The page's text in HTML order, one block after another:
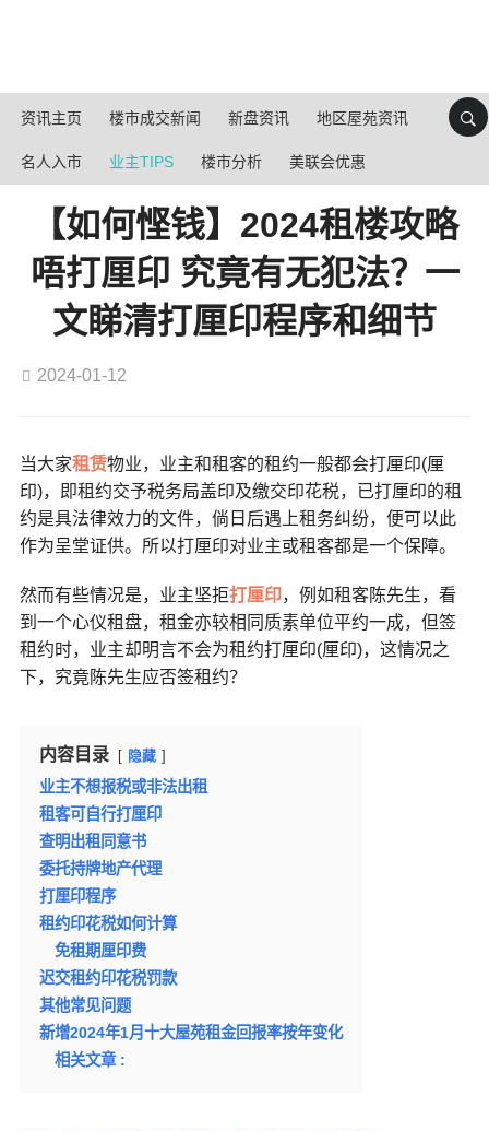
资讯主页 楼市成交新闻 新盘资讯 地区屋苑资讯
名人入市 业主TIPS 楼市分析 美联会优惠
【如何悭钱】2024租楼攻略
唔打厘印 究竟有无犯法？一
文睇清打厘印程序和细节
2024-01-12
当大家租赁物业，业主和租客的租约一般都会打厘印(厘
印)，即租约交予税务局盖印及缴交印花税，已打厘印的租
约是具法律效力的文件，倘日后遇上租务纠纷，便可以此
作为呈堂证供。所以打厘印对业主或租客都是一个保障。
然而有些情况是，业主坚拒打厘印，例如租客陈先生，看
到一个心仪租盘，租金亦较相同质素单位平约一成，但签
租约时，业主却明言不会为租约打厘印(厘印)，这情况之
下，究竟陈先生应否签租约？
内容目录 隐藏
业主不想报税或非法出租
租客可自行打厘印
查明出租同意书
委托持牌地产代理
打厘印程序
租约印花税如何计算
免租期厘印费
迟交租约印花税罚款
其他常见问题
新增2024年1月十大屋苑租金回报率按年变化
相关文章 :